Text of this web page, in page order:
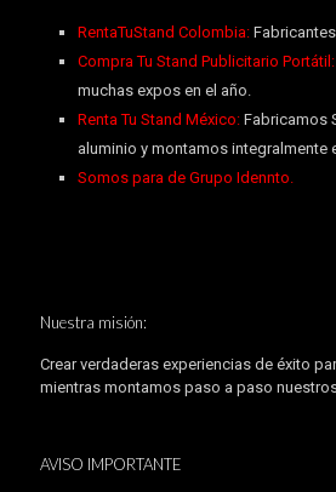
RentaTuStand Colombia:
Compra Tu Stand Publicitario Portátil:
muchas expos en el año.
Renta Tu Stand México:Fabricamos
aluminio y montamos integralmente
Somos para de Grupo Idennto.
Nuestra misión:
Crear verdaderas experiencias de éxito
mientras montamos paso a paso
AVISO IMPORTANTE